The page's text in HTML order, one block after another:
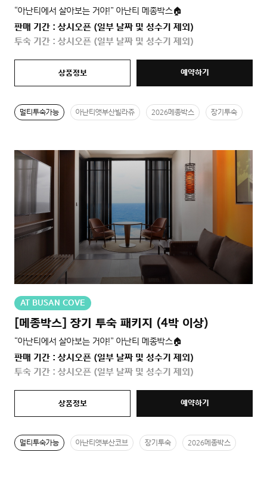
“아난티에서 살아보는 거야!” 아난티 메종박스🏠
판매 기간 : 상시오픈 (일부 날짜 및 성수기 제외)
투숙 기간 : 상시오픈 (일부 날짜 및 성수기 제외)
상품정보 예약하기
멀티투숙가능 아난티앳부산빌라쥬 2026메종박스 장기투숙
AT BUSAN COVE
[메종박스] 장기 투숙 패키지 (4박 이상)
“아난티에서 살아보는 거야!” 아난티 메종박스🏠
판매 기간 : 상시오픈 (일부 날짜 및 성수기 제외)
투숙 기간 : 상시오픈 (일부 날짜 및 성수기 제외)
상품정보 예약하기
멀티투숙가능 아난티앳부산코브 장기투숙 2026메종박스